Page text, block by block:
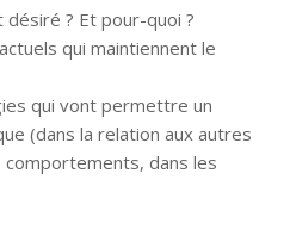
? Et pour-quoi ?
qui maintiennent le
qui vont permettre un
(dans la relation aux autres
dans les